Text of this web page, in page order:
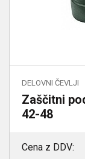
DELOVNI ČEVLJI
Zaščitni
42-48
Cena z DDV: